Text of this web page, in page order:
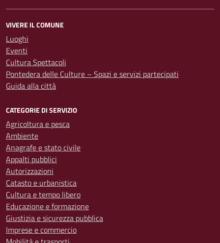
VIVERE IL COMUNE
Luoghi
Eventi
Cultura Spettacoli
Pontedera delle Culture – Spazi e servizi partecipati
Guida alla città
CATEGORIE DI SERVIZIO
Agricoltura e pesca
Ambiente
Anagrafe e stato civile
Appalti pubblici
Autorizzazioni
Catasto e urbanistica
Cultura e tempo libero
Educazione e formazione
Giustizia e sicurezza pubblica
Imprese e commercio